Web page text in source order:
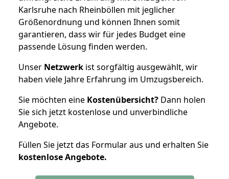
Karlsruhe nach Rheinböllen mit jeglicher
Größenordnung und können Ihnen somit
garantieren, dass wir für jedes Budget eine
passende Lösung finden werden.
Unser Netzwerk ist sorgfältig ausgewählt, wir
haben viele Jahre Erfahrung im Umzugsbereich.
Sie möchten eine Kostenübersicht? Dann holen
Sie sich jetzt kostenlose und unverbindliche
Angebote.
Füllen Sie jetzt das Formular aus und erhalten Sie
kostenloseAngebote.